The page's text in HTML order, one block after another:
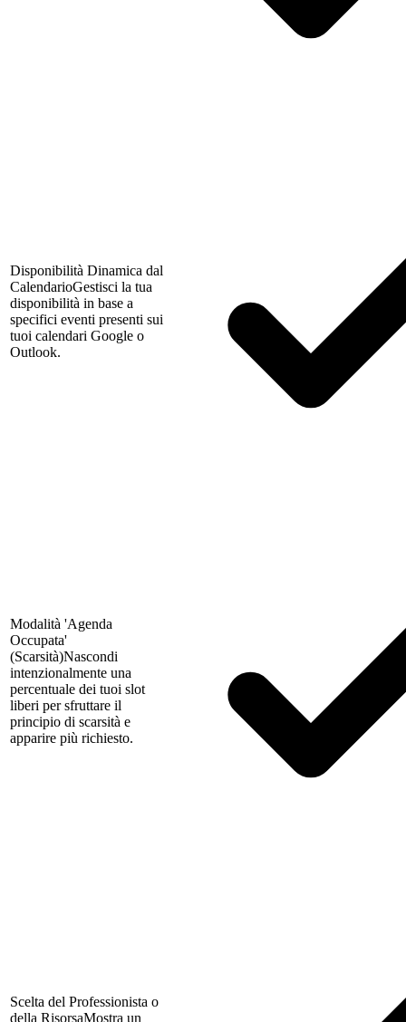
Disponibilità Dinamica dal
CalendarioGestisci la tua
disponibilità in base a
specifici eventi presenti sui
tuoi calendari Google o
Outlook.
Modalità 'Agenda
Occupata'
(Scarsità)Nascondi
intenzionalmente una
percentuale dei tuoi slot
liberi per sfruttare il
principio di scarsità e
apparire più richiesto.
Scelta del Professionista o
della RisorsaMostra un